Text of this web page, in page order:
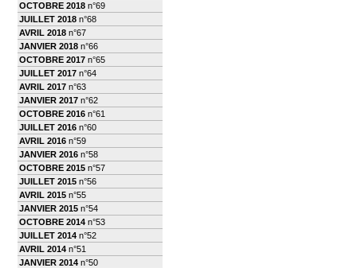
OCTOBRE 2018 n°69
JUILLET 2018 n°68
AVRIL 2018 n°67
JANVIER 2018 n°66
OCTOBRE 2017 n°65
JUILLET 2017 n°64
AVRIL 2017 n°63
JANVIER 2017 n°62
OCTOBRE 2016 n°61
JUILLET 2016 n°60
AVRIL 2016 n°59
JANVIER 2016 n°58
OCTOBRE 2015 n°57
JUILLET 2015 n°56
AVRIL 2015 n°55
JANVIER 2015 n°54
OCTOBRE 2014 n°53
JUILLET 2014 n°52
AVRIL 2014 n°51
JANVIER 2014 n°50